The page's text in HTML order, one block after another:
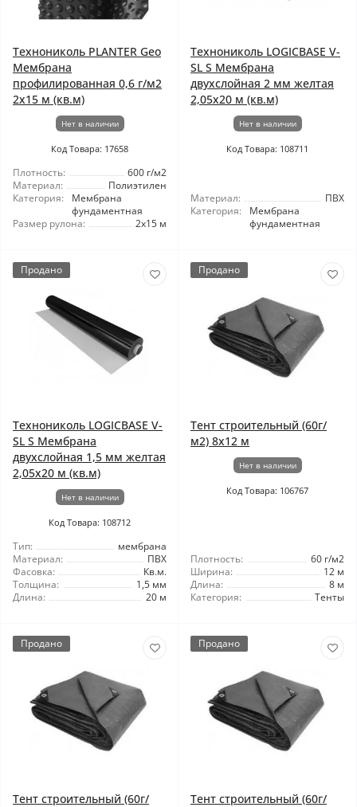
Технониколь PLANTER Geo
Мембрана
профилированная 0,6 г/м2
2x15 м (кв.м)
Нет в наличии
Код Товара: 17658
Плотность:
600 г/м2
Материал:
Полиэтилен
Категория:
Мембрана
фундаментная
Размер рулона:
2x15 м
Технониколь LOGICBASE V-
SL S Мембрана
двухслойная 2 мм желтая
2,05x20 м (кв.м)
Нет в наличии
Код Товара: 108711
Материал:
ПВХ
Категория:
Мембрана
фундаментная
Продано
Технониколь LOGICBASE V-
SL S Мембрана
двухслойная 1,5 мм желтая
2,05x20 м (кв.м)
Нет в наличии
Код Товара: 108712
Тип:
мембрана
Материал:
ПВХ
Фасовка:
Кв.м.
Толщина:
1,5 мм
Длина:
20 м
Продано
Тент строительный (60г/
м2) 8x12 м
Нет в наличии
Код Товара: 106767
Плотность:
60 г/м2
Ширина:
12 м
Длина:
8 м
Категория:
Тенты
Продано
Тент строительный (60г/
Продано
Тент строительный (60г/